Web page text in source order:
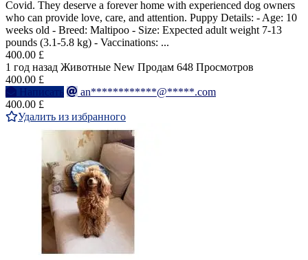
Covid. They deserve a forever home with experienced dog owners
who can provide love, care, and attention. Puppy Details: - Age: 10
weeks old - Breed: Maltipoo - Size: Expected adult weight 7-13
pounds (3.1-5.8 kg) - Vaccinations: ...
400.00 £
1 год назад Животные New Продам 648 Просмотров
400.00 £
Написать
an************@*****.com
400.00 £
Удалить из избранного